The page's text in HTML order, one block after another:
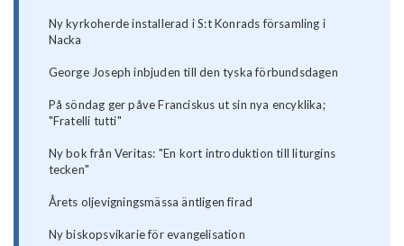
Ny kyrkoherde installerad i S:t Konrads församling i
Nacka
George Joseph inbjuden till den tyska förbundsdagen
På söndag ger påve Franciskus ut sin nya encyklika;
"Fratelli tutti"
Ny bok från Veritas: "En kort introduktion till liturgins
tecken"
Årets oljevigningsmässa äntligen firad
Ny biskopsvikarie för evangelisation